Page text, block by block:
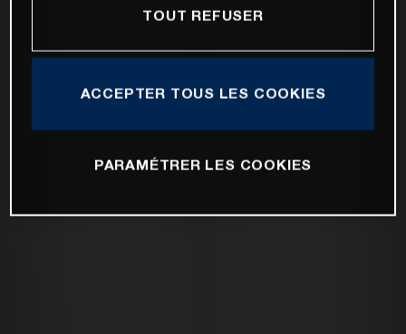
TOUT REFUSER
ACCEPTER TOUS LES COOKIES
PARAMÉTRER LES COOKIES